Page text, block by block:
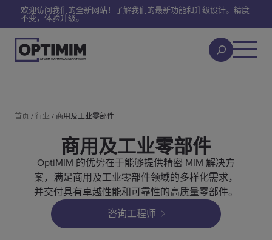
欢迎访问我们的全新网站！了解我们的最新功能和升级设计。精度
不变，体验升级。
首页 /行业 / 商用及工业零部件
商用及工业零部件
OptiMIM 的优势在于能够提供精密 MIM 解决方
案，满足商用及工业零部件领域的多样化需求，
并交付具有卓越性能和可靠性的高质量零部件。
咨询工程师